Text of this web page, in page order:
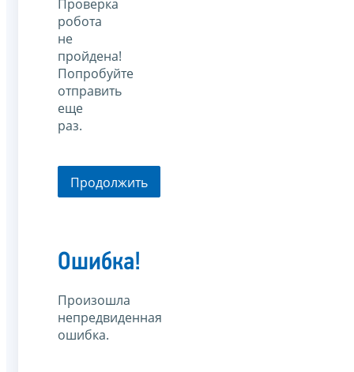
Проверка
робота
не
пройдена!
Попробуйте
отправить
еще
раз.
Продолжить
Ошибка!
Произошла
непредвиденная
ошибка.